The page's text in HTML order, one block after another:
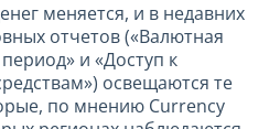
меняется, и в недавних
отчетов («Валютная
и «Доступ к
освещаются те
по мнению Currency